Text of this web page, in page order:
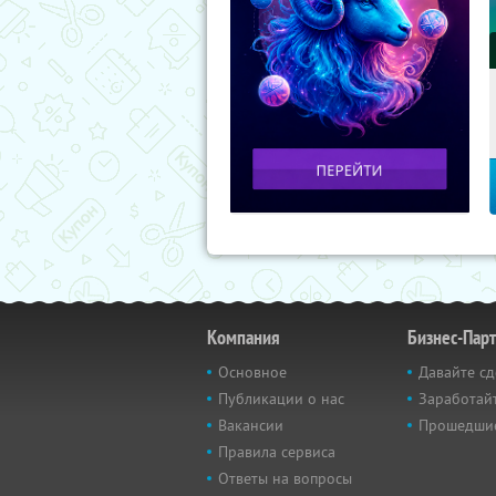
Компания
Основное
Публикации о нас
Вакансии
Правила сервиса
Ответы на вопросы
Бизнес-
Давайте